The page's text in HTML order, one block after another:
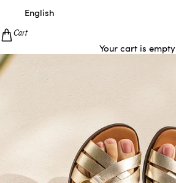
English
Cart
Your cart is empty